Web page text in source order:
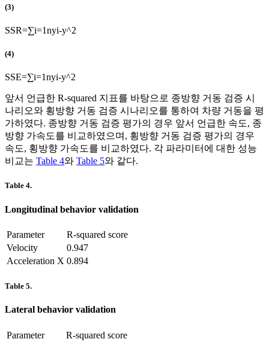
(3)
SSR=∑i=1nyi-y^2
(4)
SSE=∑i=1nyi-y^2
앞서 언급한 R-squared 지표를 바탕으로 종방향 거동 검증 시
나리오와 횡방향 거동 검증 시나리오를 통하여 차량 거동을 평
가하였다. 종방향 거동 검증 평가의 경우 앞서 언급한 속도, 종
방향 가속도를 비교하였으며, 횡방향 거동 검증 평가의 경우
속도, 횡방향 가속도를 비교하였다. 각 파라미터에 대한 성능
비교는 Table 4와 Table 5와 같다.
Table 4.
Longitudinal behavior validation
Parameter
R-squared score
Velocity
0.947
Acceleration X 0.894
Table 5.
Lateral behavior validation
Parameter
R-squared score